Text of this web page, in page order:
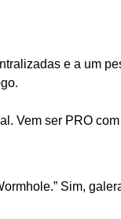
e a um
Vem ser PRO
Sim,